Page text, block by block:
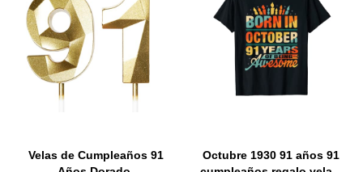
Velas de Cumpleaños 91
Octubre 1930 91 años 91